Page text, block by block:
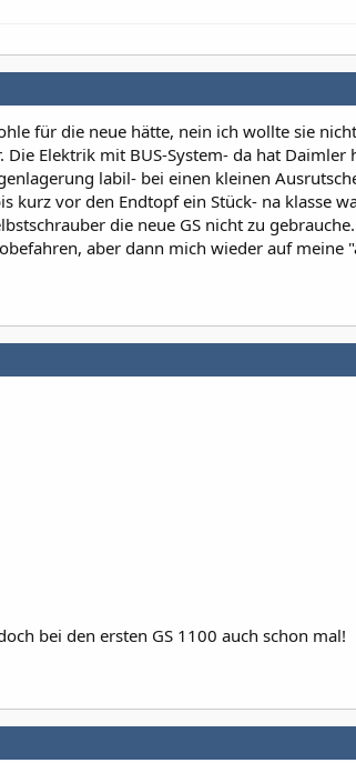
für die neue hätte, nein ich wollte sie
Elektrik mit BUS-System- da hat Daimler
labil- bei einen kleinen
kurz vor den Endtopf ein Stück- na klasse
die neue GS nicht zu
aber dann mich wieder auf meine
bei den ersten GS 1100 auch schon mal!